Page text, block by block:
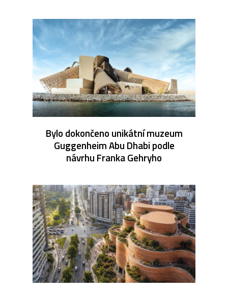
Bylo dokončeno unikátní muzeum
Guggenheim Abu Dhabi podle
návrhu Franka Gehryho